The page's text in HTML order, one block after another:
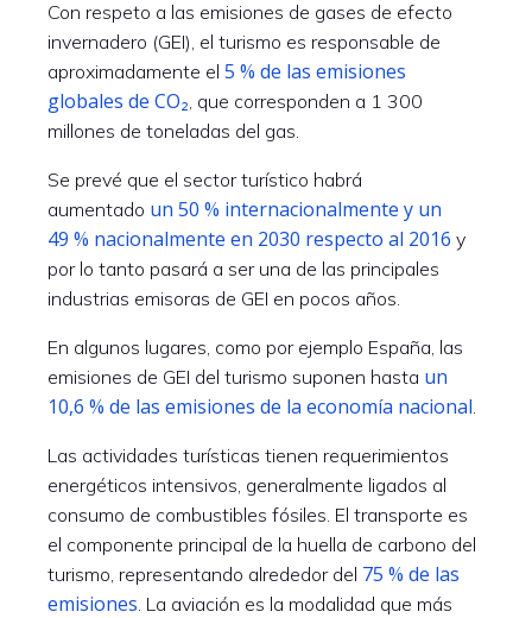
Con respeto a las emisiones de gases de efecto
invernadero (GEI), el turismo es responsable de
aproximadamente el 5 % de las emisiones
globales de CO₂, que corresponden a 1 300
millones de toneladas del gas.
Se prevé que el sector turístico habrá
aumentado un 50 % internacionalmente y un
49 % nacionalmente en 2030 respecto al 2016 y
por lo tanto pasará a ser una de las principales
industrias emisoras de GEI en pocos años.
En algunos lugares, como por ejemplo España, las
emisiones de GEI del turismo suponen hasta un
10,6 % de las emisiones de la economía nacional.
Las actividades turísticas tienen requerimientos
energéticos intensivos, generalmente ligados al
consumo de combustibles fósiles. El transporte es
el componente principal de la huella de carbono del
turismo, representando alrededor del 75 % de las
emisiones. La aviación es la modalidad que más